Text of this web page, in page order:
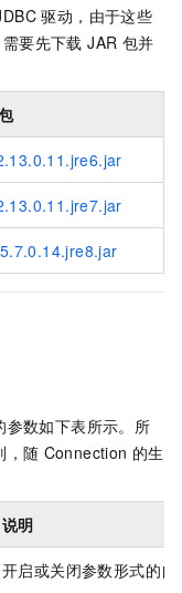
驱动，由于这些
要先下载 JAR 包并
参数如下表所示。所
，随 Connection 的生
说明
开启或关闭参数形式的